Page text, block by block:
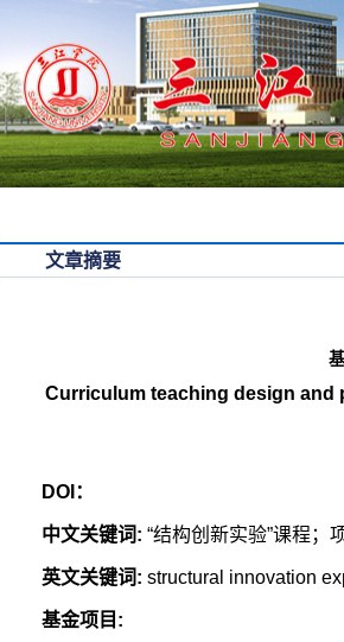
文章摘要
Curriculum teaching design and
DOI：
中文关键词: “结构创新实验”课程；
英文关键词: structural innovation
基金项目 :